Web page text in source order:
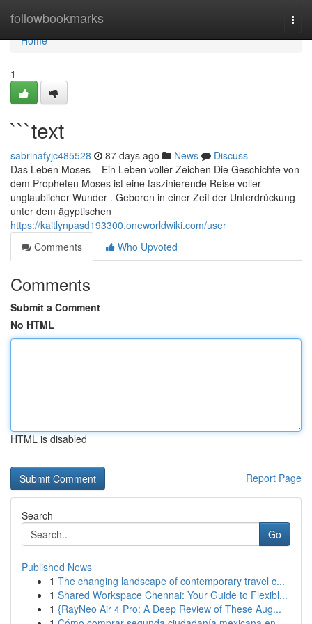
followbookmarks
Home
Home
1
```text
sabrinafyjc485528 87 days ago News
Discuss
Das Leben Moses – Ein Leben voller Zeichen Die Geschichte von
dem Propheten Moses ist eine faszinierende Reise voller
unglaublicher Wunder . Geboren in einer Zeit der Unterdrückung
unter dem ägyptischen
https://kaitlynpasd193300.oneworldwiki.com/user
Comments
Who Upvoted
Comments
Submit a Comment
No HTML
HTML is disabled
Report Page
Search
Go
Published News
1 The changing landscape of contemporary travel c...
1 Shared Workspace Chennai: Your Guide to Flexibl...
1 {RayNeo Air 4 Pro: A Deep Review of These Aug...